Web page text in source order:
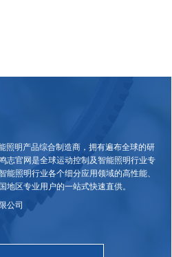
照明产品综合制造商，拥有遍布全球的研
志官网是全球运动控制及智能照明行业专
能照明行业各个细分应用领域的高性能、
地区专业用户的一站式快速直供。
公司